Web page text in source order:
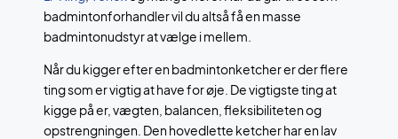
badmintonforhandler vil du altså få en masse
badmintonudstyr at vælge i mellem.
Når du kigger efter en badmintonketcher er der flere
ting som er vigtig at have for øje. De vigtigste ting at
kigge på er, vægten, balancen, fleksibiliteten og
opstrengningen. Den hovedlette ketcher har en lav